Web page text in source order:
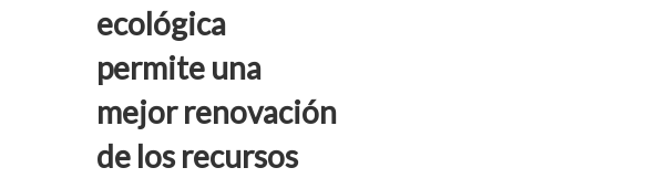
ecológica
permite una
mejor renovación
de los recursos